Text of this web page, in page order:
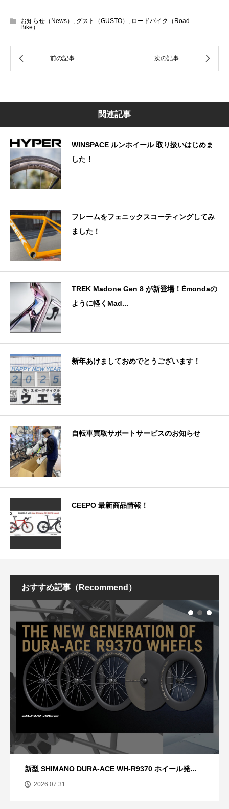
お知らせ（News） , グスト（GUSTO） , ロードバイク（Road
Bike）
関連記事
WINSPACE ルンホイール 取り扱いはじめま
した！
フレームをフェニックスコーティングしてみ
ました！
TREK Madone Gen 8 が新登場！Émondaの
ように軽くMad...
新年あけましておめでとうございます！
自転車買取サポートサービスのお知らせ
CEEPO 最新商品情報！
おすすめ記事（Recommend）
新型 SHIMANO DURA-ACE WH-R9370 ホイール発...
2026.07.31